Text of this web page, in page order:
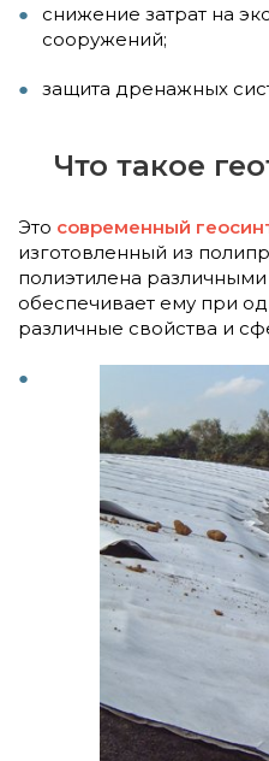
снижение затрат на
сооружений;
защита дренажных
Что такое
Это современный
изготовленный из
полиэтилена
обеспечивает ему при
различные свойства и